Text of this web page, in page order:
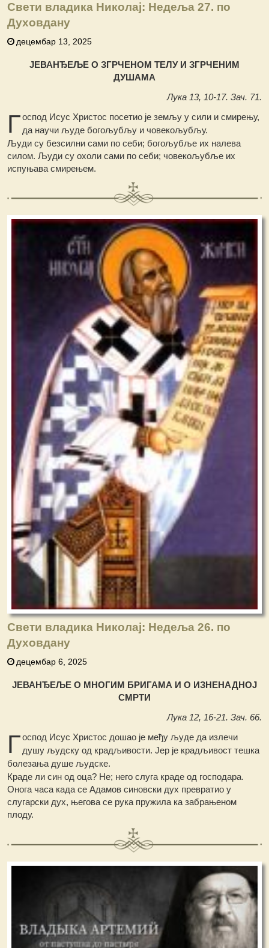
Свети владика Николај: Недеља 27. по
Духовдану
децембар 13, 2025
ЈЕВАНЂЕЉЕ О ЗГРЧЕНОМ ТЕЛУ И ЗГРЧЕНИМ
ДУШАМА
Лука 13, 10-17. Зач. 71.
Господ Исус Христос посетио је земљу у сили и смирењу,
да научи људе богољубљу и човекољубљу.
Људи су безсилни сами по себи; богољубље их налева
силом. Људи су охоли сами по себи; човекољубље их
испуњава смирењем.
Свети владика Николај: Недеља 26. по
Духовдану
децембар 6, 2025
ЈЕВАНЂЕЉЕ О МНОГИМ БРИГАМА И О ИЗНЕНАДНОЈ
СМРТИ
Лука 12, 16-21. Зач. 66.
Господ Исус Христос дошао је међу људе да излечи
душу људску од крадљивости. Јер је крадљивост тешка
болезања душе људске.
Краде ли син од оца? Не; него слуга краде од господара.
Онога часа када се Адамов синовски дух превратио у
слугарски дух, његова се рука пружила ка забрањеном
плоду.